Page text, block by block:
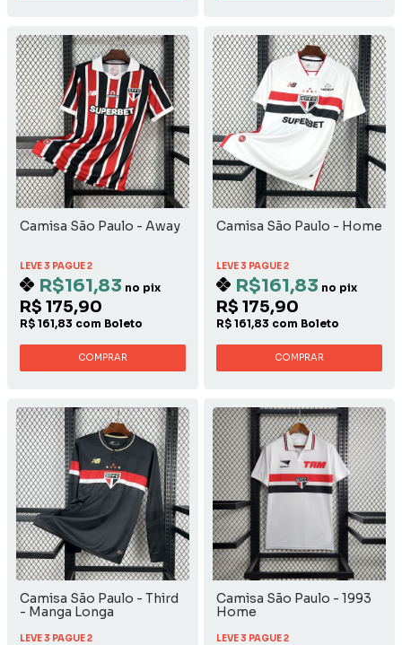
Camisa São Paulo - Away
LEVE 3 PAGUE 2
R$161,83 no pix
R$ 175,90
R$ 161,83 com Boleto
COMPRAR
Camisa São Paulo - Home
LEVE 3 PAGUE 2
R$161,83 no pix
R$ 175,90
R$ 161,83 com Boleto
COMPRAR
Camisa São Paulo - Third
- Manga Longa
LEVE 3 PAGUE 2
Camisa São Paulo - 1993
Home
LEVE 3 PAGUE 2